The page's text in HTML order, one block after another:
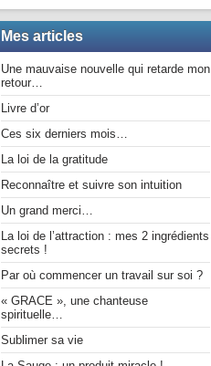
Mes articles
Une mauvaise nouvelle qui retarde mon
retour…
Livre d’or
Ces six derniers mois…
La loi de la gratitude
Reconnaître et suivre son intuition
Un grand merci…
La loi de l’attraction : mes 2 ingrédients
secrets !
Par où commencer un travail sur soi ?
« GRACE », une chanteuse
spirituelle…
Sublimer sa vie